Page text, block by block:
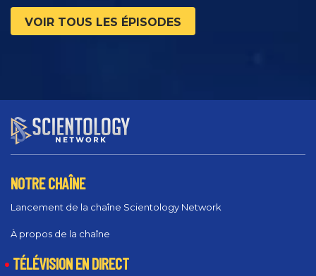
VOIR TOUS LES ÉPISODES
NOTRE CHAÎNE
Lancement de la chaîne Scientology Network
À propos de la chaîne
TÉLÉVISION EN DIRECT